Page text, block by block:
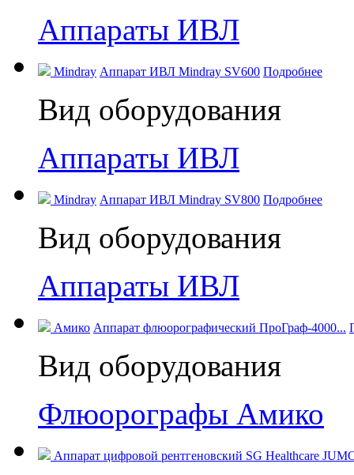
Аппараты ИВЛ
Mindray Аппарат ИВЛ Mindray SV600 Подробнее
Вид оборудования
Аппараты ИВЛ
Mindray Аппарат ИВЛ Mindray SV800 Подробнее
Вид оборудования
Аппараты ИВЛ
Амико Аппарат флюорографический ПроГраф-4000...
Вид оборудования
Флюорографы Амико
Аппарат цифровой рентгеновский SG Healthcare